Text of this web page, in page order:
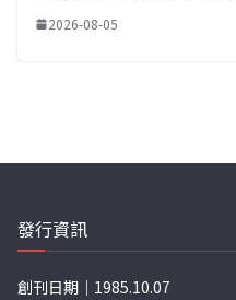
2026-08-05
發行資訊
創刊日期｜1985.10.07